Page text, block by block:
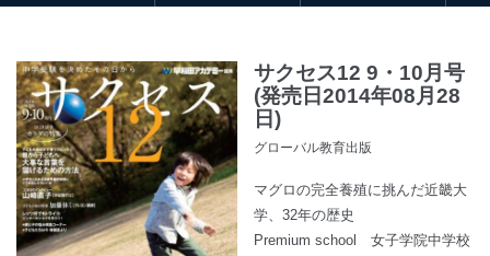
サクセス12 9・10月号
(発売日2014年08月28
日)
グローバル教育出版
マグロの完全養殖に挑んだ近畿大
学、32年の歴史
Premium school 女子学院中学校